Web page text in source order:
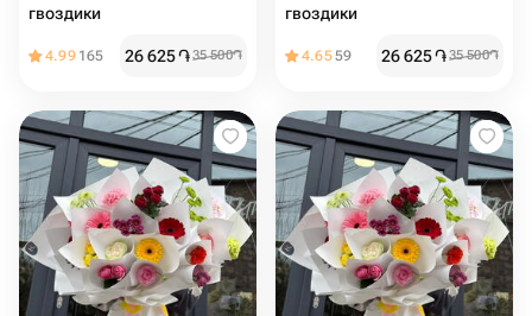
гвоздики
4.99 165 26 625֏35 500֏
гвоздики
4.6559 26 625֏35 500֏